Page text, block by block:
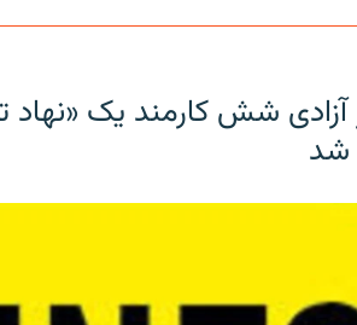
آزادی شش کارمند یک «نهاد
شد